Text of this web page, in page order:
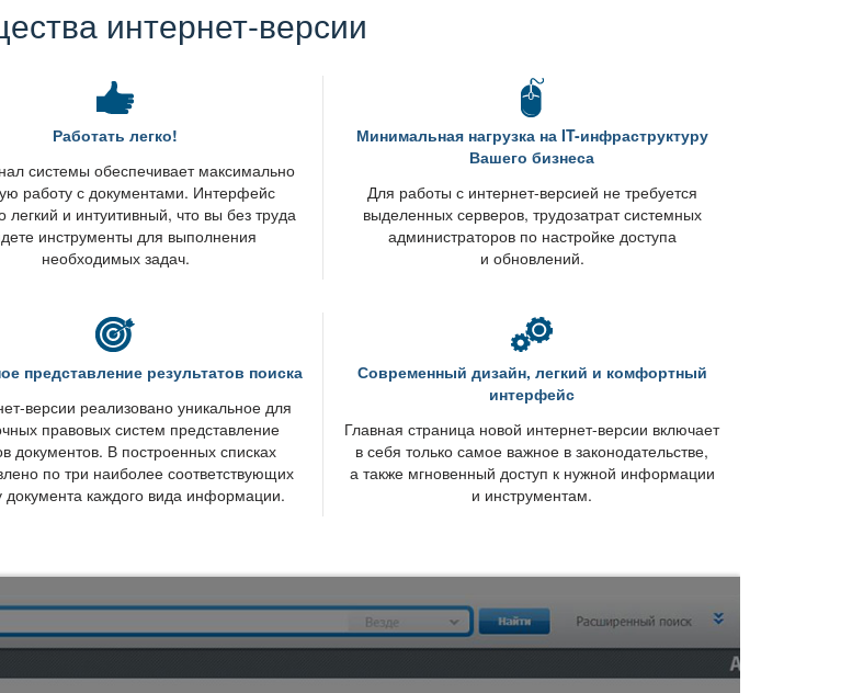
интернет-версии
Работать легко!
системы обеспечивает максимально
работу с документами. Интерфейс
легкий и интуитивный, что вы без труда
инструменты для выполнения
необходимых задач.
Минимальная нагрузка на IT-инфраструктуру
ашего бизнеса
Для работы с интернет-версией не требуется
ыделенных серверов, трудозатрат системных
администраторов по настройке доступа
и обновлений.
представление результатов поиска
версии реализовано уникальное для
правовых систем представление
документов. В построенных списках
по три наиболее соответствующих
документа каждого вида информации.
Современный дизайн, легкий и комфортный
интерфейс
Главная страница новой интернет-версии включает
себя только самое важное в законодательстве,
а также мгновенный доступ к нужной информации
и инструментам.